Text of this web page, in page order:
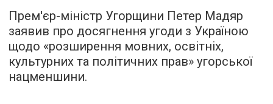
Прем'єр-міністр Угорщини Петер Мадяр
заявив про досягнення угоди з Україною
щодо «розширення мовних, освітніх,
культурних та політичних прав» угорської
нацменшини.